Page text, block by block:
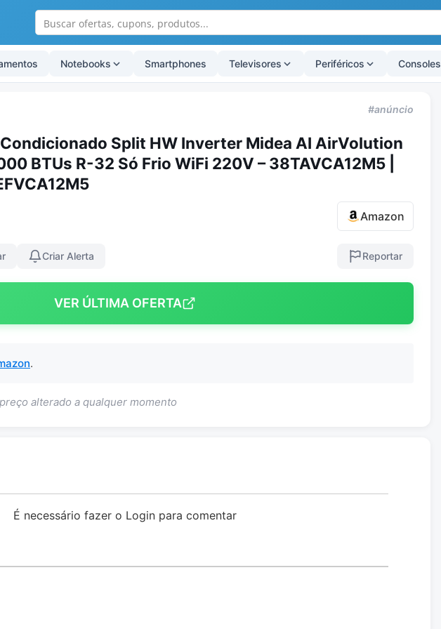
Notebooks Smartphones Televisores Periféricos Consoles
#anúncio
Split HW Inverter Midea AI AirVolution
BTUs R-32 Só Frio WiFi 220V – 38TAVCA12M5 |
Amazon
Criar Alerta Reportar
VER ÚLTIMA OFERTA
.
alterado a qualquer momento
É necessário fazer o Login para comentar